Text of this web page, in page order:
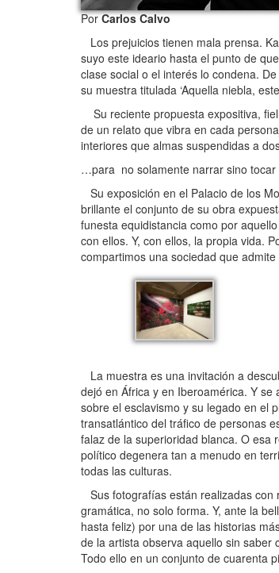
PorCarlos Calvo
Los prejuicios tienen mala prensa.
suyo este ideario hasta el punto de
clase social o el interés lo condena.
su muestra titulada ‘Aquella niebla,
Su reciente propuesta expositiva,
de un relato que vibra en cada
interiores que almas suspendidas a
…para no solamente narrar sino tocar
Su exposición en el Palacio de los
brillante el conjunto de su obra
funesta equidistancia como por
con ellos. Y, con ellos, la propia vida.
compartimos una sociedad que
La muestra es una invitación a
dejó en África y en Iberoamérica. Y
sobre el esclavismo y su legado en el
transatlántico del tráfico de personas
falaz de la superioridad blanca. O esa
político degenera tan a menudo en
todas las culturas.
Sus fotografías están realizadas con
gramática, no solo forma. Y, ante la
hasta feliz) por una de las historias
de la artista observa aquello sin saber
Todo ello en un conjunto de cuarenta